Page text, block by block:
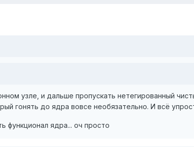
узле, и дальше пропускать нетегированный
гонять до ядра вовсе необязательно. И всё
функционал ядра... оч просто